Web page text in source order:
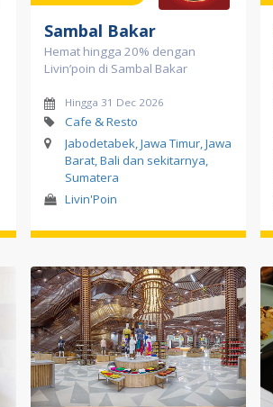
Sambal Bakar
Hemat hingga 20% dengan
Livin’poin di Sambal Bakar
Hingga 31 Dec 2026
Cafe & Resto
Jabodetabek, Jawa Timur, Jawa
Barat, Bali dan sekitarnya,
Sumatera
Livin'Poin